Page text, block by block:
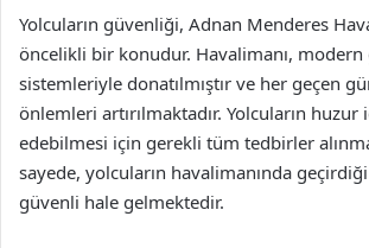
Yolcuların güvenliği, Adnan Menderes
öncelikli bir konudur. Havalimanı,
sistemleriyle donatılmıştır ve her geçen
önlemleri artırılmaktadır. Yolcuların huzur
edebilmesi için gerekli tüm tedbirler
sayede, yolcuların havalimanında
güvenli hale gelmektedir.